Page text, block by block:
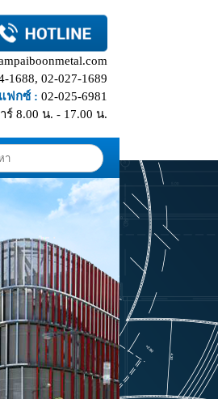
1688, 02-027-1689
แฟกซ์ : 02-025-6981
ร์ 8.00 น. - 17.00 น.